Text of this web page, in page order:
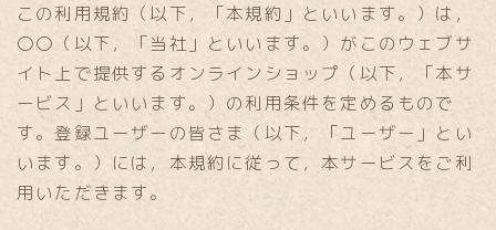
この利用規約（以下，「本規約」といいます。）は，
〇〇（以下，「当社」といいます。）がこのウェブサ
イト上で提供するオンラインショップ（以下，「本サ
ービス」といいます。）の利用条件を定めるもので
す。登録ユーザーの皆さま（以下，「ユーザー」とい
います。）には，本規約に従って，本サービスをご利
用いただきます。